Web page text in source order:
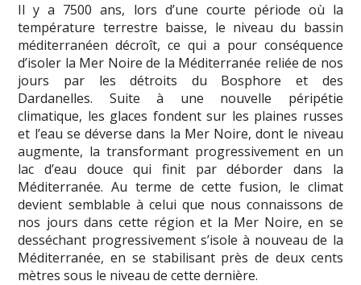
Il y a 7500 ans, lors d’une courte période où la
température terrestre baisse, le niveau du bassin
méditerranéen décroît, ce qui a pour conséquence
d’isoler la Mer Noire de la Méditerranée reliée de nos
jours par les détroits du Bosphore et des
Dardanelles. Suite à une nouvelle péripétie
climatique, les glaces fondent sur les plaines russes
et l’eau se déverse dans la Mer Noire, dont le niveau
augmente, la transformant progressivement en un
lac d’eau douce qui finit par déborder dans la
Méditerranée. Au terme de cette fusion, le climat
devient semblable à celui que nous connaissons de
nos jours dans cette région et la Mer Noire, en se
desséchant progressivement s’isole à nouveau de la
Méditerranée, en se stabilisant près de deux cents
mètres sous le niveau de cette dernière.